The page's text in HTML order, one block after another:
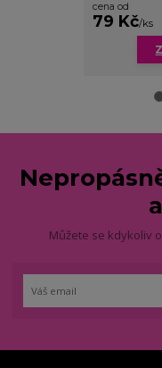
cena od
79 Kč/ks
Můžete se kdykoliv